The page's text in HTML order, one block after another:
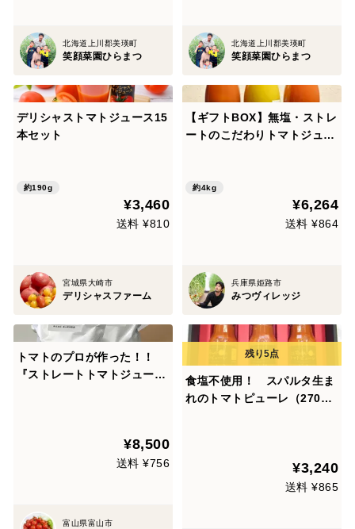
北海道上川郡美瑛町
笑顔菜園ひらまつ
北海道上川郡美瑛町
笑顔菜園ひらまつ
デリシャストマトジュース15
本セット
約190g
¥3,460
送料 ¥810
宮城県大崎市
デリシャスファーム
【ギフトBOX】無塩・ストレ
ートのこだわりトマトジュー
約4kg
¥6,264
送料 ¥864
兵庫県姫路市
みつヴィレッジ
トマトのプロが作った！！
『ストレートトマトジュー
¥8,500
送料 ¥756
富山県富山市
食塩不使用！ スパルタ生ま
れのトマトピューレ（270g×
¥3,240
送料 ¥865